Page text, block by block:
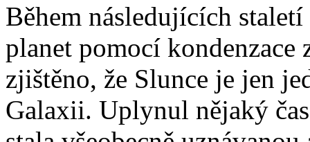
Během následujících
planet pomocí
zjištěno, že Slunce je jen
Galaxii. Uplynul nějaký